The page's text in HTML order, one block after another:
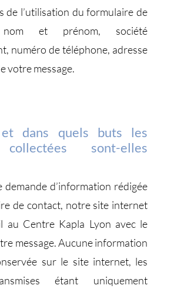
de l’utilisation du formulaire de
et prénom, société
numéro de téléphone, adresse
votre message.
et dans quels buts les
sont-elles
d’information rédigée
de contact, notre site internet
au Centre Kapla Lyon avec le
message. Aucune information
sur le site internet, les
étant uniquement